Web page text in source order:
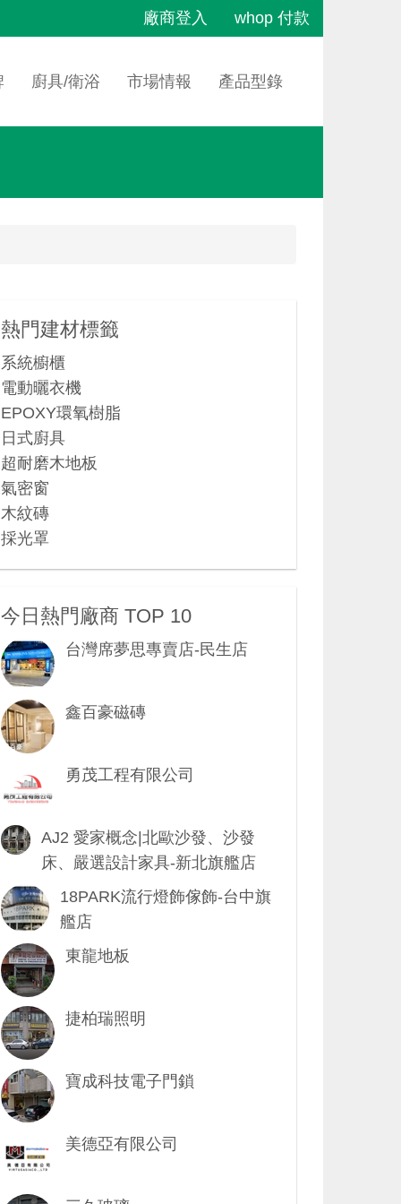
廠商登入 whop 付款
廚具/衛浴 市場情報 產品型錄
熱門建材標籤
系統櫥櫃
電動曬衣機
EPOXY環氧樹脂
日式廚具
超耐磨木地板
氣密窗
木紋磚
採光罩
今日熱門廠商 TOP 10
台灣席夢思專賣店-民生店
鑫百豪磁磚
勇茂工程有限公司
AJ2 愛家概念|北歐沙發、沙發
床、嚴選設計家具-新北旗艦店
18PARK流行燈飾傢飾-台中旗
艦店
東龍地板
捷柏瑞照明
寶成科技電子門鎖
美德亞有限公司